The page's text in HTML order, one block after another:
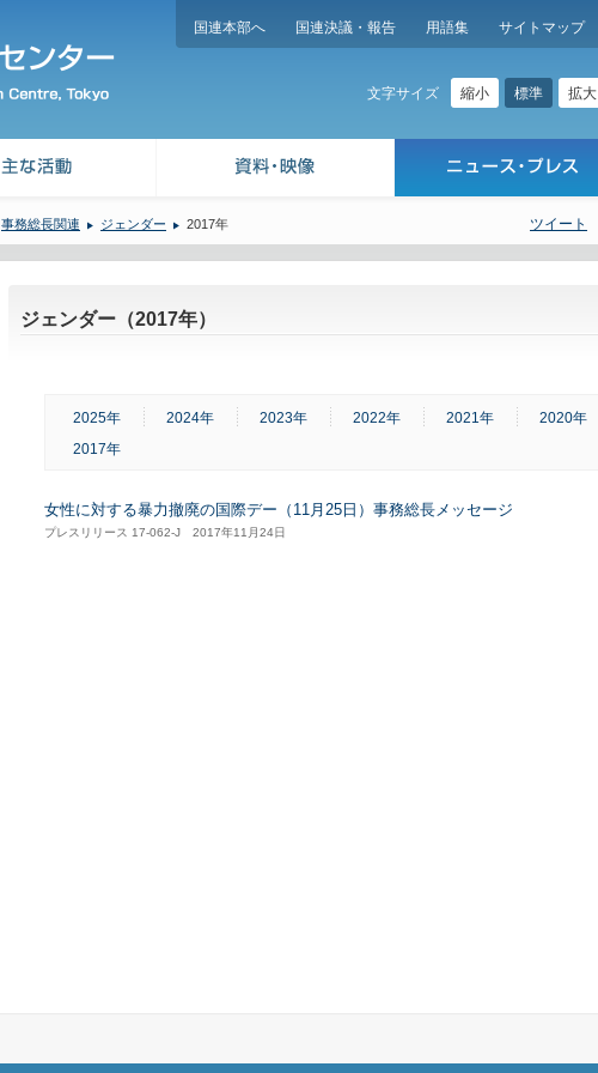
国連本部へ 国連決議・報告 用語集 サイトマップ
文字サイズ 縮小 標準 拡大
事務総長関連 ジェンダー 2017年 ツイート
ジェンダー（2017年）
2025年 2024年 2023年 2022年 2021年 2020年
2017年
女性に対する暴力撤廃の国際デー（11月25日）事務総長メッセージ
プレスリリース 17-062-J 2017年11月24日